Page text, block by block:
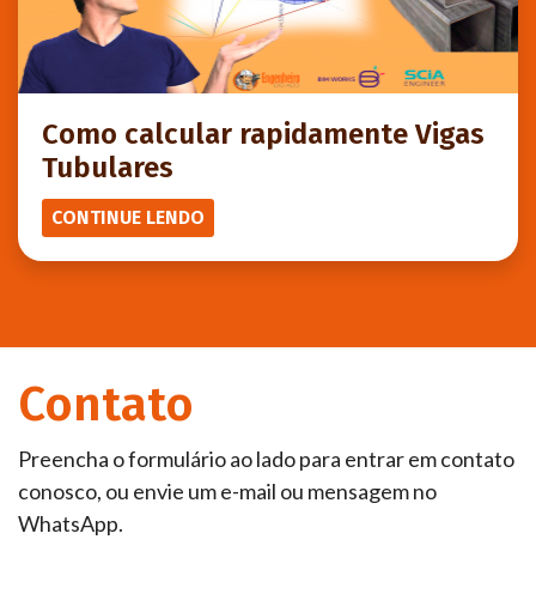
Como calcular rapidamente Vigas
Tubulares
CONTINUE LENDO
Contato
Preencha o formulário ao lado para entrar em contato
conosco, ou envie um e-mail ou mensagem no
WhatsApp.